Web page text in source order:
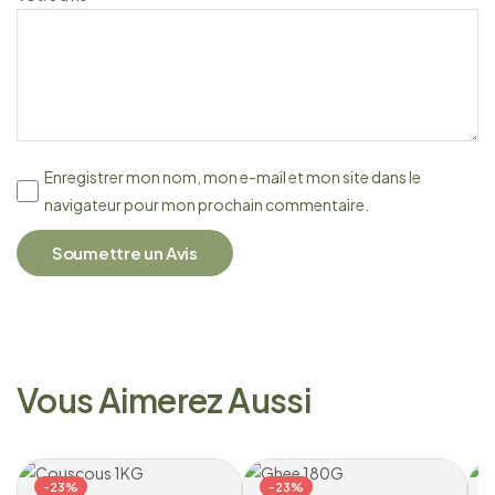
Enregistrer mon nom, mon e-mail et mon site dans le
navigateur pour mon prochain commentaire.
Soumettre un Avis
Vous Aimerez Aussi
-23% -23%